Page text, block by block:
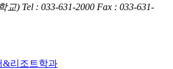
교) Tel : 033-631-2000 Fax : 033-631-
&리조트학과